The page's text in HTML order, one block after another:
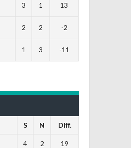
3 1 13
2 2 -2
1 3 -11
S N Diff.
4 2 19